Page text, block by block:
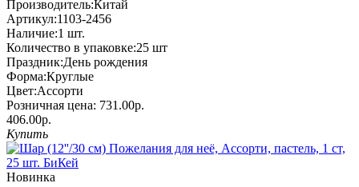
Производитель:Китай
Артикул:1103-2456
Наличие:1 шт.
Количество в упаковке:25 шт
Праздник:День рождения
Форма:Круглые
Цвет:Ассорти
Розничная цена: 731.00р.
406.00р.
Купить
Новинка